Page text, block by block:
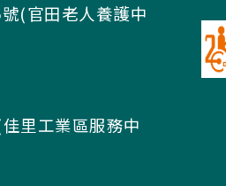
(官田老人養護中
里工業區服務中